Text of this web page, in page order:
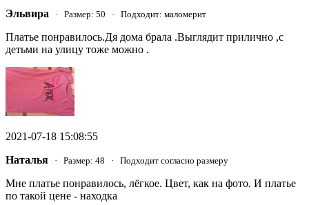
Эльвира · Размер: 50 · Подходит: маломерит
Платье понравилось.Дя дома брала .Выглядит прилично ,с
детьми на улицу тоже можно .
2021-07-18 15:08:55
Наталья · Размер: 48 · Подходит согласно размеру
Мне платье понравилось, лёгкое. Цвет, как на фото. И платье
по такой цене - находка